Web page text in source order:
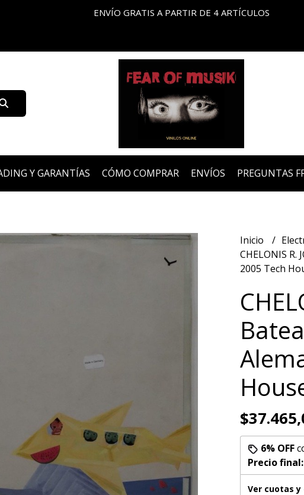
ENVÍO GRATIS A PARTIR DE 4 ARTÍCULOS
Y GARANTÍAS CÓMO COMPRAR ENVÍOS PREGUNTAS
Inicio
CHELONIS R.
2005 Tech
6% OFF
Precio final:
Ver cuotas